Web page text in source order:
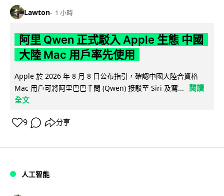
Lawton 1 小時
阿里 Qwen 正式駁入 Apple 生態 中國
大陸 Mac 用戶率先使用
Apple 於 2026 年 8 月 8 日公布指引，確認中國大陸合資格
Mac 用戶可將阿里巴巴千問 (Qwen) 接駁至 Siri 及寫...
閱讀
全文
9 分享
人工智能